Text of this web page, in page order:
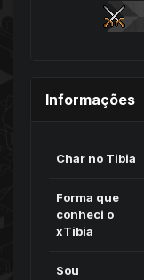
Informações
Char no Tibia
Forma que
conheci o
xTibia
Sou